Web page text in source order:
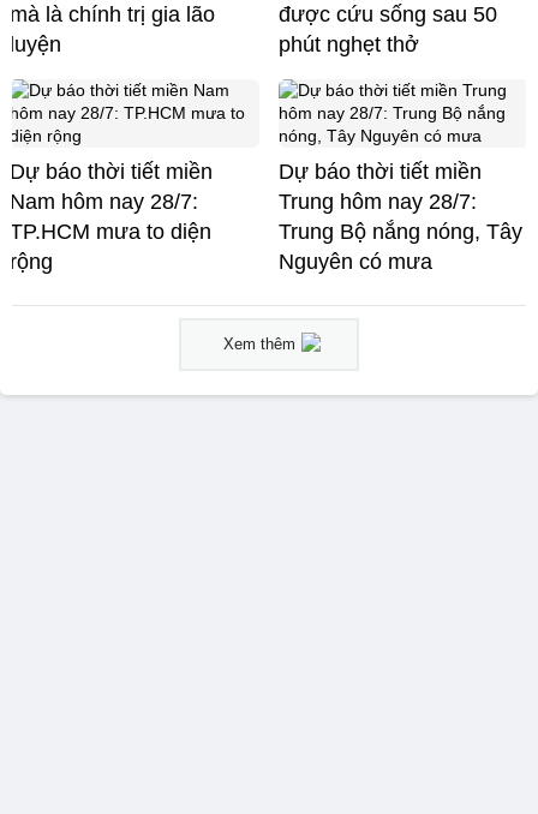
mà là chính trị gia lão
luyện
được cứu sống sau 50
phút nghẹt thở
Dự báo thời tiết miền
Nam hôm nay 28/7:
TP.HCM mưa to diện
rộng
Dự báo thời tiết miền
Trung hôm nay 28/7:
Trung Bộ nắng nóng, Tây
Nguyên có mưa
Xem thêm